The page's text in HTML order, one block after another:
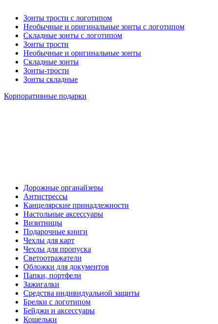
Зонты трости с логотипом
Необычные и оригинальные зонты с логотипом
Складные зонты с логотипом
Зонты трости
Необычные и оригинальные зонты
Складные зонты
Зонты-трости
Зонты складные
Корпоративные подарки
Дорожные органайзеры
Антистрессы
Канцелярские принадлежности
Настольные аксессуары
Визитницы
Подарочные книги
Чехлы для карт
Чехлы для пропуска
Светоотражатели
Обложки для документов
Папки, портфели
Зажигалки
Средства индивидуальной защиты
Брелки с логотипом
Бейджи и аксессуары
Кошельки